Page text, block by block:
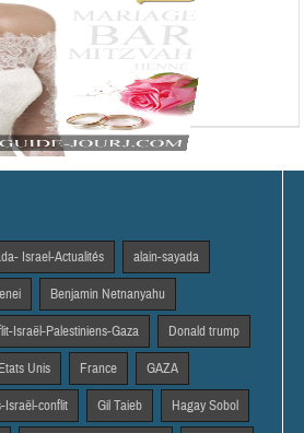
Israel-Actualités alain-sayada
Benjamin Netnanyahu
Israël-Palestiniens-Gaza Donald trump
Etats Unis France GAZA
Israël-conflit Gil Taieb Hagay Sobol